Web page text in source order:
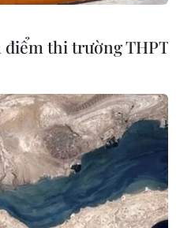
Thơ-
liệu thi
phần
Nha
điểm thi trường THPT